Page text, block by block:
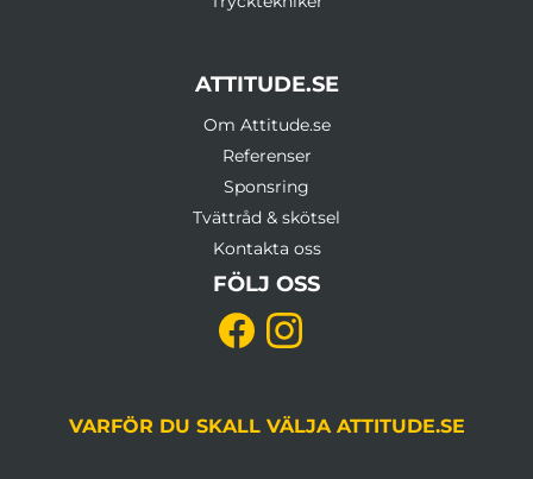
ATTITUDE.SE
Om Attitude.se
Referenser
Sponsring
Tvättråd & skötsel
Kontakta oss
FÖLJ OSS
VARFÖR DU SKALL VÄLJA ATTITUDE.SE